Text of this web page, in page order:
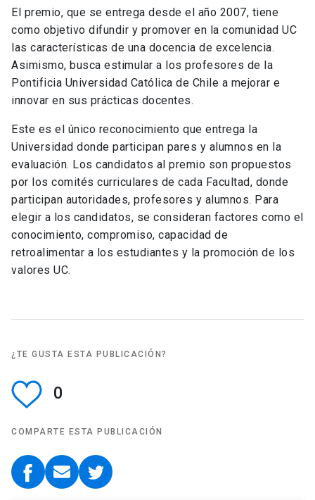
El premio, que se entrega desde el año 2007, tiene
como objetivo difundir y promover en la comunidad UC
las características de una docencia de excelencia.
Asimismo, busca estimular a los profesores de la
Pontificia Universidad Católica de Chile a mejorar e
innovar en sus prácticas docentes.
Este es el único reconocimiento que entrega la
Universidad donde participan pares y alumnos en la
evaluación. Los candidatos al premio son propuestos
por los comités curriculares de cada Facultad, donde
participan autoridades, profesores y alumnos. Para
elegir a los candidatos, se consideran factores como el
conocimiento, compromiso, capacidad de
retroalimentar a los estudiantes y la promoción de los
valores UC.
¿TE GUSTA ESTA PUBLICACIÓN?
0
COMPARTE ESTA PUBLICACIÓN